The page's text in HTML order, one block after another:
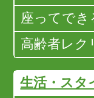
座ってでき
高齢者レ
生活・スタ